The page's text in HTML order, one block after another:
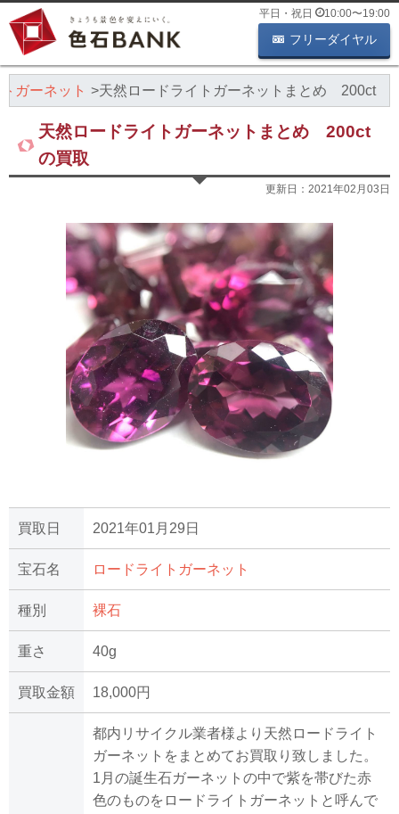
平日・祝日 10:00〜19:00
フリーダイヤル
ガーネット 天然ロードライトガーネットまとめ 200ct
天然ロードライトガーネットまとめ 200ct
の買取
更新日： 2021年02月03日
買取日 2021年01月29日
宝石名 ロードライトガーネット
種別 裸石
重さ 40g
買取金額 18,000円
都内リサイクル業者様より天然ロードライト
ガーネットをまとめてお買取り致しました。
1月の誕生石ガーネットの中で紫を帯びた赤
色のものをロードライトガーネットと呼んで